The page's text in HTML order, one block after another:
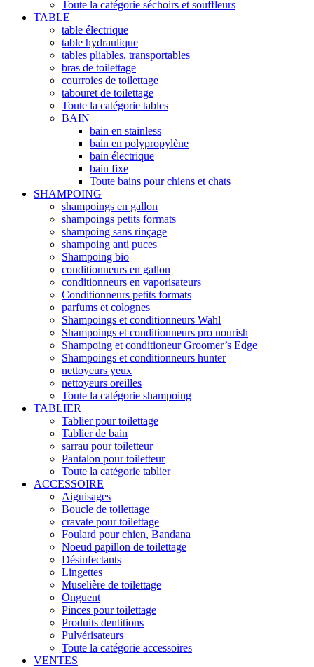
Toute la catégorie séchoirs et souffleurs
TABLE
table électrique
table hydraulique
tables pliables, transportables
bras de toilettage
courroies de toilettage
tabouret de toilettage
Toute la catégorie tables
BAIN
bain en stainless
bain en polypropylène
bain électrique
bain fixe
Toute bains pour chiens et chats
SHAMPOING
shampoings en gallon
shampoings petits formats
shampoing sans rinçage
shampoing anti puces
Shampoing bio
conditionneurs en gallon
conditionneurs en vaporisateurs
Conditionneurs petits formats
parfums et colognes
Shampoings et conditionneurs Wahl
Shampoings et conditionneurs pro nourish
Shampoing et conditioneur Groomer’s Edge
Shampoings et conditionneurs hunter
nettoyeurs yeux
nettoyeurs oreilles
Toute la catégorie shampoing
TABLIER
Tablier pour toilettage
Tablier de bain
sarrau pour toiletteur
Pantalon pour toiletteur
Toute la catégorie tablier
ACCESSOIRE
Aiguisages
Boucle de toilettage
cravate pour toilettage
Foulard pour chien, Bandana
Noeud papillon de toilettage
Désinfectants
Lingettes
Muselière de toilettage
Onguent
Pinces pour toilettage
Produits dentitions
Pulvérisateurs
Toute la catégorie accessoires
VENTES